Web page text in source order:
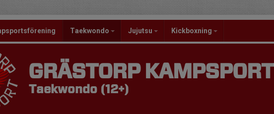
Taekwondo Jujutsu Kickboxning
GRÄSTORP KAMPSPORT
Taekwondo (12+)